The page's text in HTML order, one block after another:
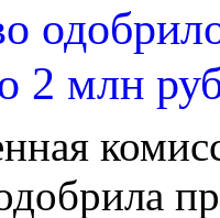
2 млн